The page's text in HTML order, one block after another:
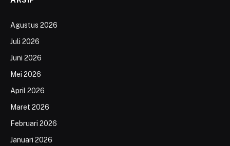
Agustus 2026
Juli 2026
Juni 2026
Mei 2026
April 2026
Maret 2026
Februari 2026
Januari 2026